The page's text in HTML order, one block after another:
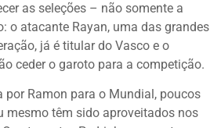
as seleções – não somente a
o atacante Rayan, uma das grandes
já é titular do Vasco e o
ceder o garoto para a competição.
por Ramon para o Mundial, poucos
mesmo têm sido aproveitados nos